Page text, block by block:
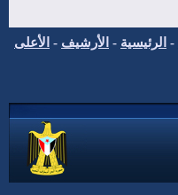
- الرئيسية - الأرشيف - الأعلى